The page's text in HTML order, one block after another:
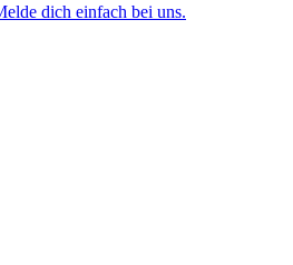
dich einfach bei uns.